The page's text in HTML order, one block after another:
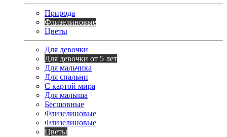
Природа
Флизелиновые
Цветы
Для девочки
Для девочки от 5 лет
Для мальчика
Для спальни
С картой мира
Для малыша
Бесшовные
Флизелиновые
Флизелиновые
Цветы